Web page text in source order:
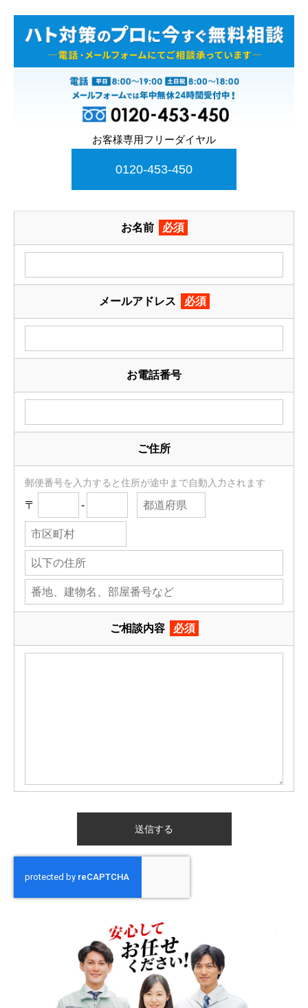
お客様専用フリーダイヤル
0120-453-450
お名前 必須
メールアドレス 必須
お電話番号
ご住所
郵便番号を入力すると住所が途中まで自動入力されます
〒 -
ご相談内容 必須